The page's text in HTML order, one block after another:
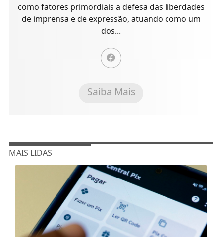
como fatores primordiais a defesa das liberdades
de imprensa e de expressão, atuando como um
dos...
Saiba Mais
MAIS LIDAS